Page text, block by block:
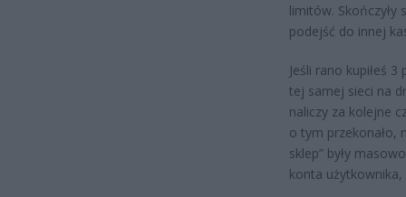
limitów. Skończyły
podejść do innej
Jeśli rano kupiłeś
tej samej sieci na
naliczy za kolejne
o tym przekonało,
sklep” były
konta użytkownika,